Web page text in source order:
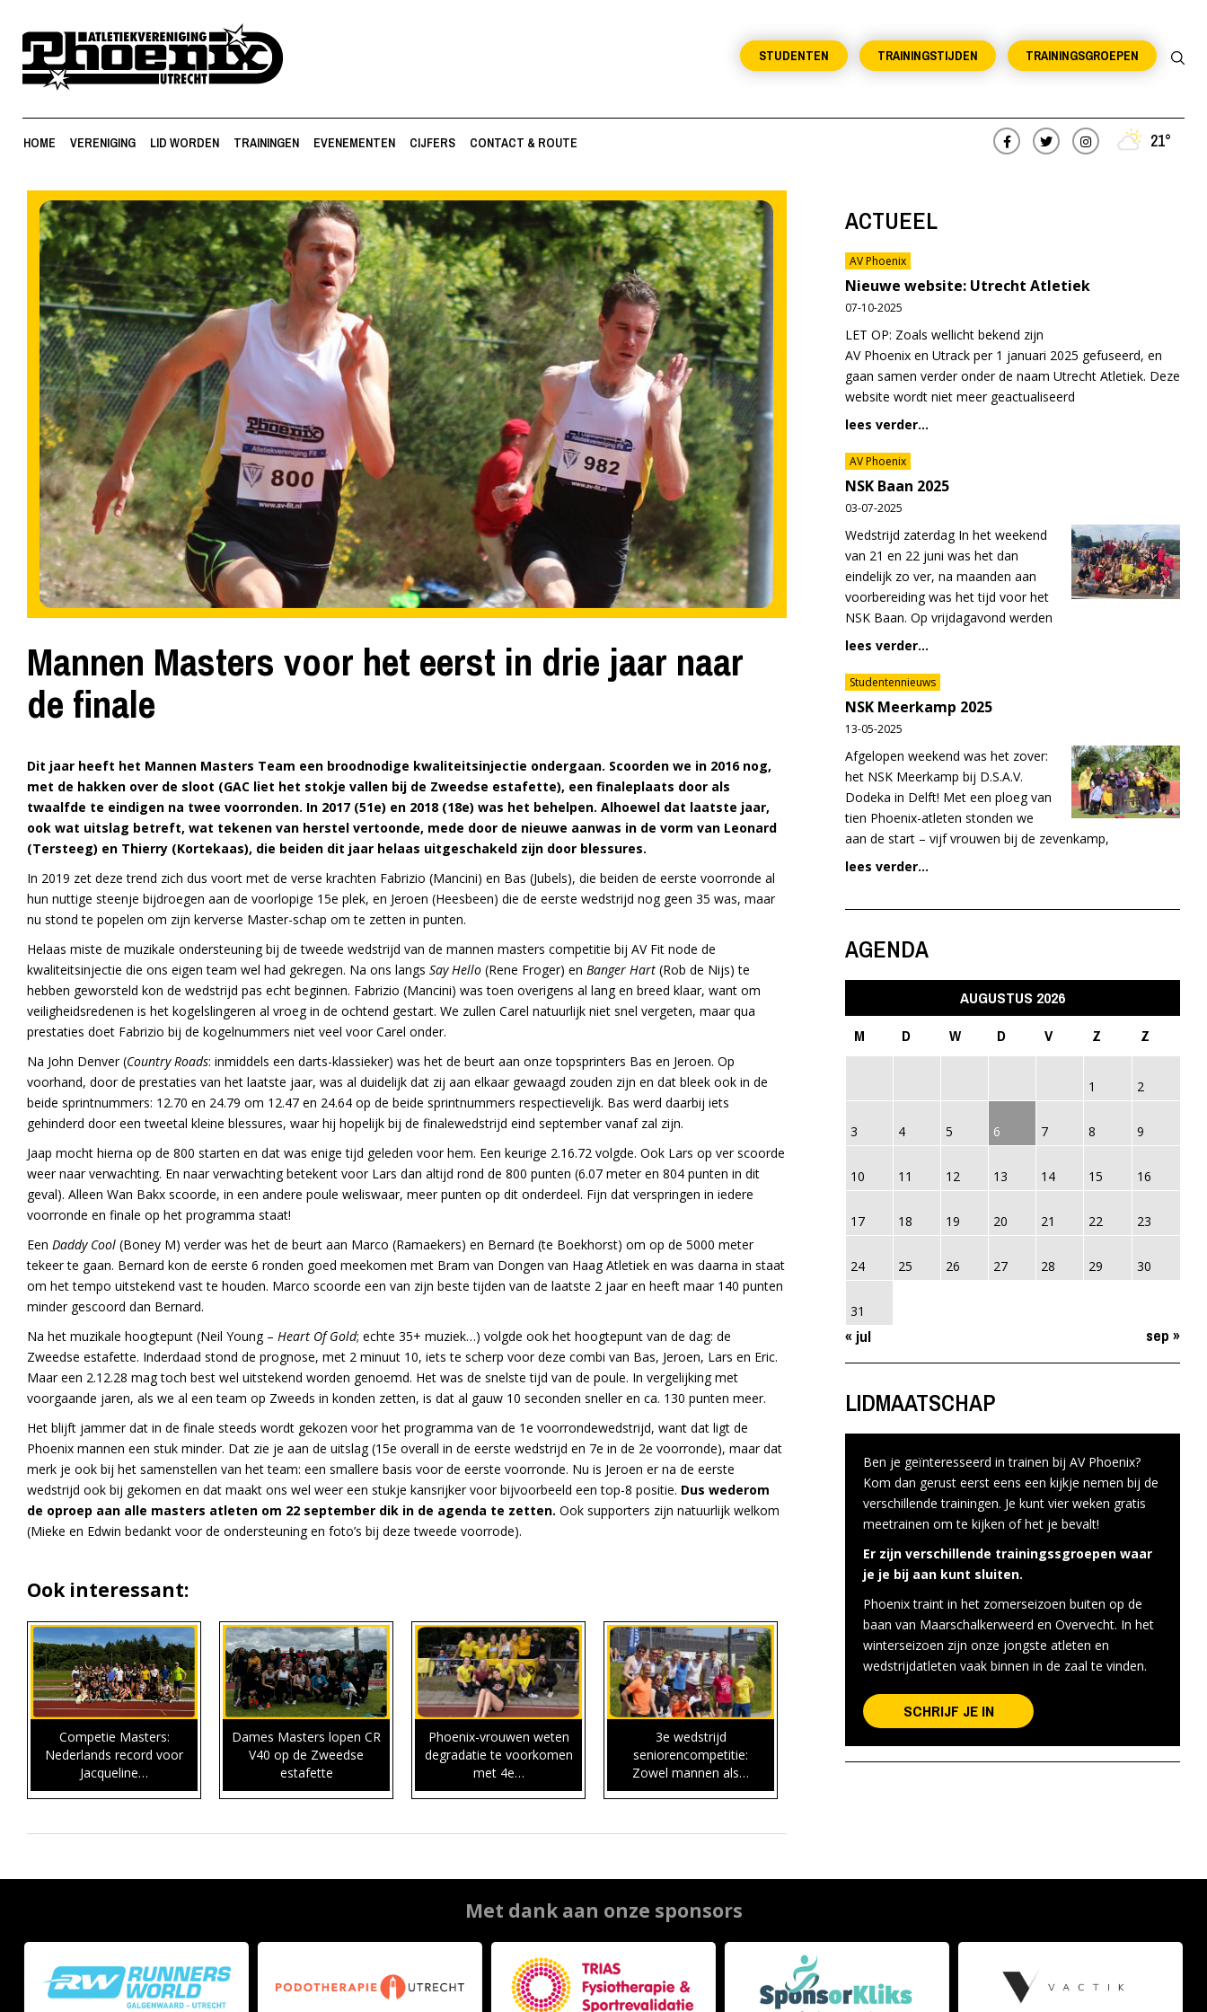
TRAININGSGROEPEN
TRAININGSTIJDEN
STUDENTEN
HOME VERENIGING LID WORDEN TRAININGEN EVENEMENTEN CIJFERS CONTACT & ROUTE 21°
Mannen Masters voor het eerst in drie jaar naar
de finale
Dit jaar heeft het Mannen Masters Team een broodnodige kwaliteitsinjectie ondergaan. Scoorden we in 2016 nog,
met de hakken over de sloot (GAC liet het stokje vallen bij de Zweedse estafette), een finaleplaats door als
twaalfde te eindigen na twee voorronden. In 2017 (51e) en 2018 (18e) was het behelpen. Alhoewel dat laatste jaar,
ook wat uitslag betreft, wat tekenen van herstel vertoonde, mede door de nieuwe aanwas in de vorm van Leonard
(Tersteeg) en Thierry (Kortekaas), die beiden dit jaar helaas uitgeschakeld zijn door blessures.
In 2019 zet deze trend zich dus voort met de verse krachten Fabrizio (Mancini) en Bas (Jubels), die beiden de eerste voorronde al
hun nuttige steenje bijdroegen aan de voorlopige 15e plek, en Jeroen (Heesbeen) die de eerste wedstrijd nog geen 35 was, maar
nu stond te popelen om zijn kerverse Master-schap om te zetten in punten.
Helaas miste de muzikale ondersteuning bij de tweede wedstrijd van de mannen masters competitie bij AV Fit node de
kwaliteitsinjectie die ons eigen team wel had gekregen. Na ons langs Say Hello (Rene Froger) en Banger Hart (Rob de Nijs) te
hebben geworsteld kon de wedstrijd pas echt beginnen. Fabrizio (Mancini) was toen overigens al lang en breed klaar, want om
veiligheidsredenen is het kogelslingeren al vroeg in de ochtend gestart. We zullen Carel natuurlijk niet snel vergeten, maar qua
prestaties doet Fabrizio bij de kogelnummers niet veel voor Carel onder.
Na John Denver (Country Roads: inmiddels een darts-klassieker) was het de beurt aan onze topsprinters Bas en Jeroen. Op
voorhand, door de prestaties van het laatste jaar, was al duidelijk dat zij aan elkaar gewaagd zouden zijn en dat bleek ook in de
beide sprintnummers: 12.70 en 24.79 om 12.47 en 24.64 op de beide sprintnummers respectievelijk. Bas werd daarbij iets
gehinderd door een tweetal kleine blessures, waar hij hopelijk bij de finalewedstrijd eind september vanaf zal zijn.
Jaap mocht hierna op de 800 starten en dat was enige tijd geleden voor hem. Een keurige 2.16.72 volgde. Ook Lars op ver scoorde
weer naar verwachting. En naar verwachting betekent voor Lars dan altijd rond de 800 punten (6.07 meter en 804 punten in dit
geval). Alleen Wan Bakx scoorde, in een andere poule weliswaar, meer punten op dit onderdeel. Fijn dat verspringen in iedere
voorronde en finale op het programma staat!
Een Daddy Cool (Boney M) verder was het de beurt aan Marco (Ramaekers) en Bernard (te Boekhorst) om op de 5000 meter
tekeer te gaan. Bernard kon de eerste 6 ronden goed meekomen met Bram van Dongen van Haag Atletiek en was daarna in staat
om het tempo uitstekend vast te houden. Marco scoorde een van zijn beste tijden van de laatste 2 jaar en heeft maar 140 punten
minder gescoord dan Bernard.
Na het muzikale hoogtepunt (Neil Young – Heart Of Gold; echte 35+ muziek…) volgde ook het hoogtepunt van de dag: de
Zweedse estafette. Inderdaad stond de prognose, met 2 minuut 10, iets te scherp voor deze combi van Bas, Jeroen, Lars en Eric.
Maar een 2.12.28 mag toch best wel uitstekend worden genoemd. Het was de snelste tijd van de poule. In vergelijking met
voorgaande jaren, als we al een team op Zweeds in konden zetten, is dat al gauw 10 seconden sneller en ca. 130 punten meer.
Het blijft jammer dat in de finale steeds wordt gekozen voor het programma van de 1e voorrondewedstrijd, want dat ligt de
Phoenix mannen een stuk minder. Dat zie je aan de uitslag (15e overall in de eerste wedstrijd en 7e in de 2e voorronde), maar dat
merk je ook bij het samenstellen van het team: een smallere basis voor de eerste voorronde. Nu is Jeroen er na de eerste
wedstrijd ook bij gekomen en dat maakt ons wel weer een stukje kansrijker voor bijvoorbeeld een top-8 positie. Dus wederom
de oproep aan alle masters atleten om 22 september dik in de agenda te zetten. Ook supporters zijn natuurlijk welkom
(Mieke en Edwin bedankt voor de ondersteuning en foto’s bij deze tweede voorrode).
Ook interessant:
Competie Masters:
Nederlands record voor
Jacqueline…
Dames Masters lopen CR
V40 op de Zweedse
estafette
Phoenix-vrouwen weten
degradatie te voorkomen
met 4e…
3e wedstrijd
seniorencompetitie:
Zowel mannen als…
ACTUEEL
AV Phoenix
Nieuwe website: Utrecht Atletiek
07-10-2025
LET OP: Zoals wellicht bekend zijn
AV Phoenix en Utrack per 1 januari 2025 gefuseerd, en
gaan samen verder onder de naam Utrecht Atletiek. Deze
website wordt niet meer geactualiseerd
lees verder...
AV Phoenix
NSK Baan 2025
03-07-2025
Wedstrijd zaterdag In het weekend
van 21 en 22 juni was het dan
eindelijk zo ver, na maanden aan
voorbereiding was het tijd voor het
NSK Baan. Op vrijdagavond werden
lees verder...
Studentennieuws
NSK Meerkamp 2025
13-05-2025
Afgelopen weekend was het zover:
het NSK Meerkamp bij D.S.A.V.
Dodeka in Delft! Met een ploeg van
tien Phoenix-atleten stonden we
aan de start – vijf vrouwen bij de zevenkamp,
lees verder...
AGENDA
AUGUSTUS 2026
M
D W D V Z Z
1 2
3 4 5 6 7 8 9
10 11 12 13 14 15 16
17 18 19 20 21 22 23
24 25 26 27 28 29 30
31
« jul sep »
LIDMAATSCHAP
Ben je geïnteresseerd in trainen bij AV Phoenix?
Kom dan gerust eerst eens een kijkje nemen bij de
verschillende trainingen. Je kunt vier weken gratis
meetrainen om te kijken of het je bevalt!
Er zijn verschillende trainingssgroepen waar
je je bij aan kunt sluiten.
Phoenix traint in het zomerseizoen buiten op de
baan van Maarschalkerweerd en Overvecht. In het
winterseizoen zijn onze jongste atleten en
wedstrijdatleten vaak binnen in de zaal te vinden.
SCHRIJF JE IN
Met dank aan onze sponsors